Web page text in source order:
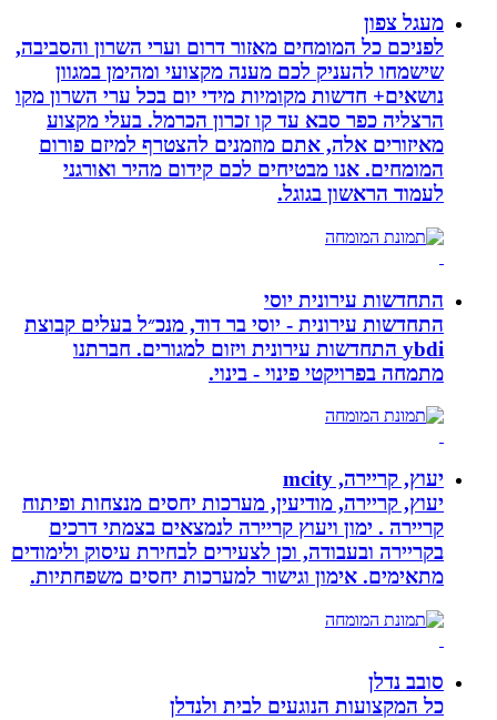
מעגל צפון
לפניכם כל המומחים מאזור דרום וערי השרון והסביבה,
שישמחו להעניק לכם מענה מקצועי ומהימן במגוון
נושאים+ חדשות מקומיות מידי יום בכל ערי השרון מקו
הרצליה כפר סבא עד קו זכרון הכרמל. בעלי מקצוע
מאיזורים אלה, אתם מוזמנים להצטרף למיזם פורום
המומחים. אנו מבטיחים לכם קידום מהיר ואורגני
לעמוד הראשון בגוגל.
התחדשות עירונית יוסי
התחדשות עירונית - יוסי בר דוד, מנכ״ל בעלים קבוצת
ybdi התחדשות עירונית ויזום למגורים. חברתנו
מתמחה בפרויקטי פינוי - בינוי.
יעוץ, קריירה, mcity
יעוץ, קריירה, מודיעין, מערכות יחסים מנצחות ופיתוח
קריירה . ימון ויעוץ קריירה לנמצאים בצמתי דרכים
בקריירה ובעבודה, וכן לצעירים לבחירת עיסוק ולימודים
מתאימים. אימון וגישור למערכות יחסים משפחתיות.
סובב נדלן
כל המקצועות הנוגעים לבית ולנדלן